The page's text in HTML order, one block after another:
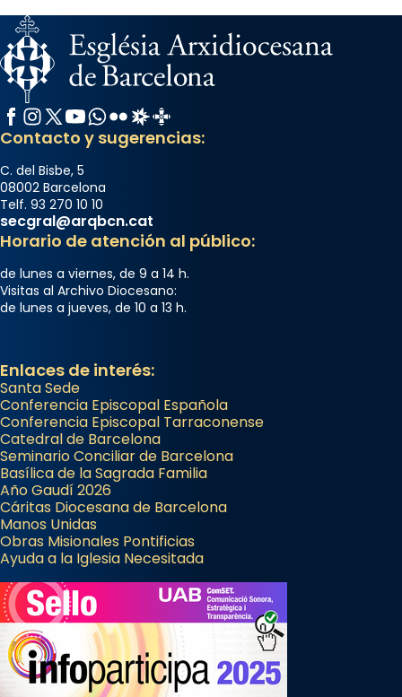
Facebook
Instagram
X / Twitter
YouTube
WhatsApp
FlickrRadio Estel
Catalunya Cristiana
Contacto y sugerencias:
C. del Bisbe, 5
08002 Barcelona
Telf. 93 270 10 10
secgral@arqbcn.cat
Horario de atención al público:
de lunes a viernes, de 9 a 14 h.
Visitas al Archivo Diocesano:
de lunes a jueves, de 10 a 13 h.
Enlaces de interés:
Santa Sede
Conferencia Episcopal Española
Conferencia Episcopal Tarraconense
Catedral de Barcelona
Seminario Conciliar de Barcelona
Basílica de la Sagrada Familia
Año Gaudí 2026
Cáritas Diocesana de Barcelona
Manos Unidas
Obras Misionales Pontificias
Ayuda a la Iglesia Necesitada